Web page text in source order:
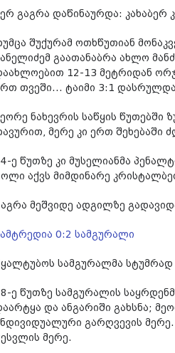
გაგრა დაწინაურდა:
შუქურამ ოთხწუთიან
გაათანაბრა ახლო
12-13 მეტრიდან
თვეში... ტაიმი 3:1
ნახევრის საწყის წუთებში
მერე კი ერთ შეხებაში
ე წუთზე კი მუსელიანმა
აქვს მიმდინარე
მეშვიდე ადგილზე
0:2 სამგურალი
სამგურალმა
ე წუთზე სამგურალის
და ანგარიში გახსნა;
გარღვევის
მერე.